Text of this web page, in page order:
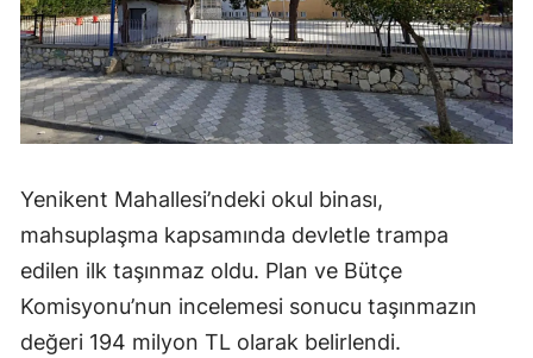
Yenikent Mahallesi’ndeki okul binası,
mahsuplaşma kapsamında devletle trampa
edilen ilk taşınmaz oldu. Plan ve Bütçe
Komisyonu’nun incelemesi sonucu taşınmazın
değeri 194 milyon TL olarak belirlendi.